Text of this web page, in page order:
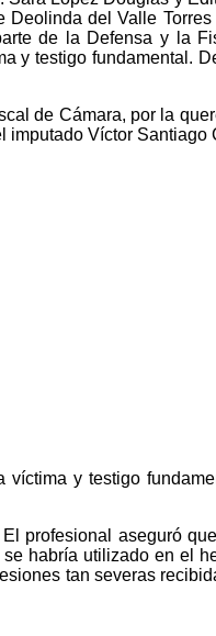
del Valle
de la Defensa y la
y testigo fundamental.
de Cámara, por la
imputado Víctor Santiago
y testigo
profesional aseguró
habría utilizado en el
tan severas